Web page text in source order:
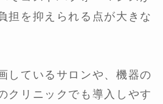
担を抑えられる点が大きな
しているサロンや、機器の
クリニックでも導入しやす